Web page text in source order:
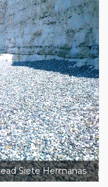
Siete Hermanas